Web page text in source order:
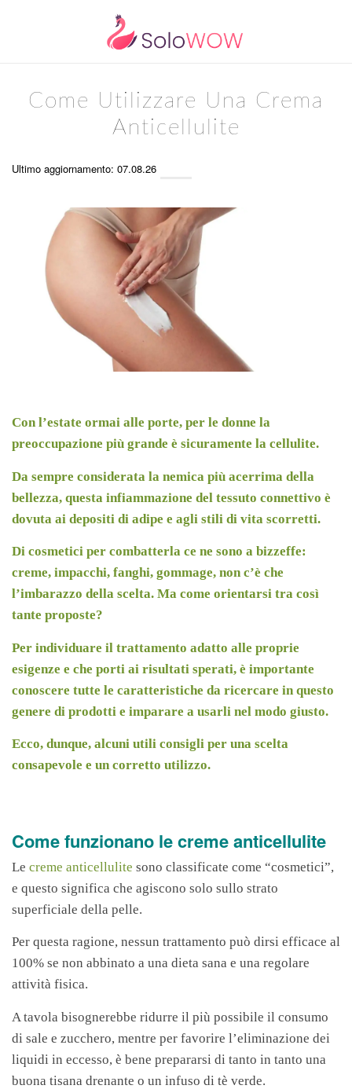
Come Utilizzare Una Crema
Anticellulite
Ultimo aggiornamento: 07.08.26
Con l’estate ormai alle porte, per le donne la
preoccupazione più grande è sicuramente la cellulite.
Da sempre considerata la nemica più acerrima della
bellezza, questa infiammazione del tessuto connettivo è
dovuta ai depositi di adipe e agli stili di vita scorretti.
Di cosmetici per combatterla ce ne sono a bizzeffe:
creme, impacchi, fanghi, gommage, non c’è che
l’imbarazzo della scelta. Ma come orientarsi tra così
tante proposte?
Per individuare il trattamento adatto alle proprie
esigenze e che porti ai risultati sperati, è importante
conoscere tutte le caratteristiche da ricercare in questo
genere di prodotti e imparare a usarli nel modo giusto.
Ecco, dunque, alcuni utili consigli per una scelta
consapevole e un corretto utilizzo.
Come funzionano le creme anticellulite
Le creme anticellulite sono classificate come “cosmetici”,
e questo significa che agiscono solo sullo strato
superficiale della pelle.
Per questa ragione, nessun trattamento può dirsi efficace al
100% se non abbinato a una dieta sana e una regolare
attività fisica.
A tavola bisognerebbe ridurre il più possibile il consumo
di sale e zucchero, mentre per favorire l’eliminazione dei
liquidi in eccesso, è bene prepararsi di tanto in tanto una
buona tisana drenante o un infuso di tè verde.